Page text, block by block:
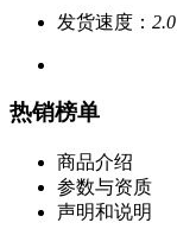
发货速度： 2.0
热销榜单
商品介绍
参数与资质
声明和说明